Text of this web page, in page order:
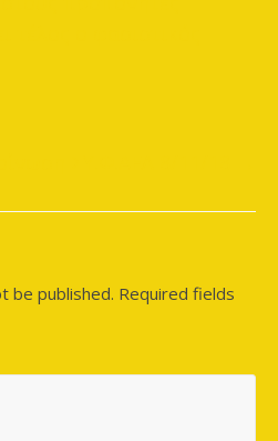
be published. Required fields